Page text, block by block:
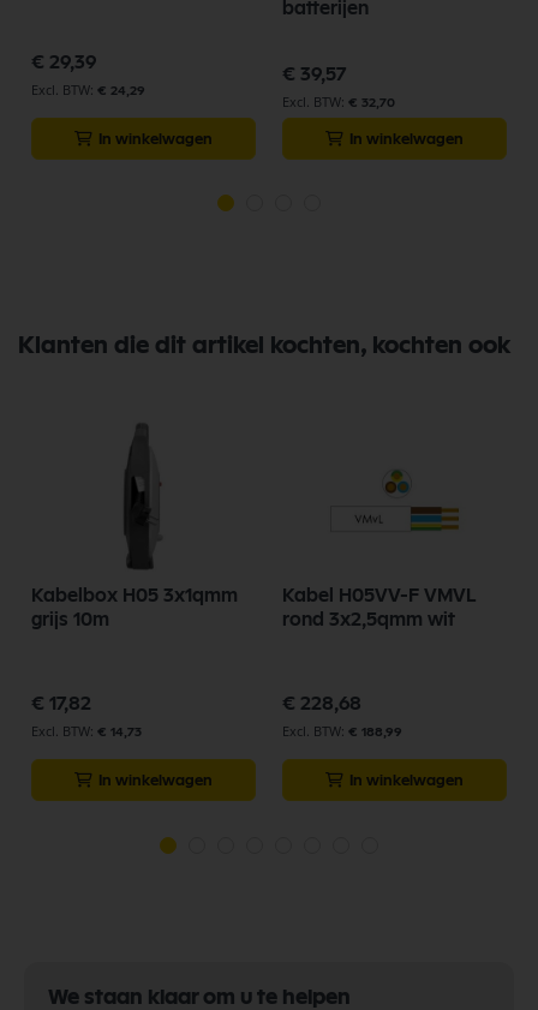
€ 29,39
€ 24,29
In winkelwagen
batterijen
€ 39,57
€ 32,70
In winkelwagen
Klanten die dit artikel kochten, kochten ook
Kabelbox H05 3x1qmm
grijs 10m
€ 17,82
€ 14,73
In winkelwagen
Kabel H05VV-F VMVL
rond 3x2,5qmm wit
€ 228,68
€ 188,99
In winkelwagen
We staan klaar om u te helpen